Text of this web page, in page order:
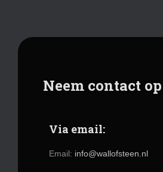
Neem contact op
Via email:
Email: info@wallofsteen.nl